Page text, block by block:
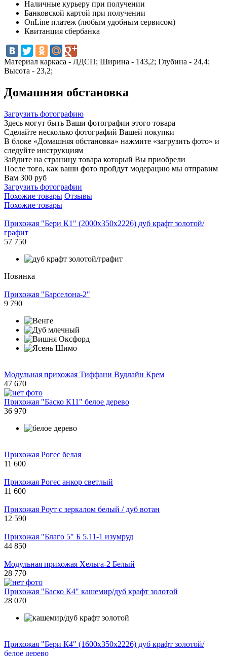
Наличные курьеру при получении
Банковской картой при получении
OnLine платеж (любым удобным сервисом)
Квитанция сбербанка
Материал каркаса - ЛДСП; Ширина - 143,2; Глубина - 24,4;
Высота - 23,2;
Домашняя обстановка
Загрузить фотографию
Здесь могут быть Ваши фотографии этого товара
Сделайте несколько фотографий Вашей покупки
В блоке «Домашняя обстановка» нажмите «загрузить фото» и
следуйте инструкциям
Зайдите на страницу товара который Вы приобрели
После того, как ваши фото пройдут модерацию мы отправим
Вам 300 руб
Загрузить фотографии
Похожие товары Отзывы
Похожие товары
Прихожая "Бери К1" (2000х350х2226) дуб крафт золотой/
графит
57 750
Новинка
Прихожая "Барселона-2"
9 790
Модульная прихожая Тиффани Вудлайн Крем
47 670
Прихожая "Баско К11" белое дерево
36 970
Прихожая Рогес белая
11 600
Прихожая Рогес анкор светлый
11 600
Прихожая Роут с зеркалом белый / дуб вотан
12 590
Прихожая "Благо 5" Б 5.11-1 изумруд
44 850
Модульная прихожая Хельга-2 Белый
28 770
Прихожая "Баско К4" кашемир/дуб крафт золотой
28 070
Прихожая "Бери К4" (1600х350х2226) дуб крафт золотой/
белое дерево